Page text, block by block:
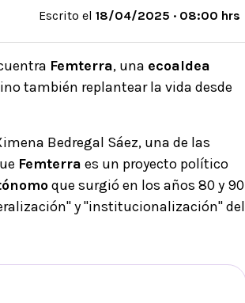
Escrito el 18/04/2025 · 08:00 hrs
Femterra, una ecoaldea
también replantear la vida desde
Bedregal Sáez, una de las
Femterra es un proyecto político
que surgió en los años 80 y 90
y "institucionalización" del